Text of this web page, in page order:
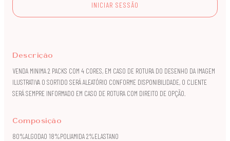
INICIAR SESSÃO
Descrição
VENDA MINIMA 2 PACKS COM 4 CORES, EM CASO DE ROTURA DO DESENHO DA IMAGEM
ILUSTRATIVA O SORTIDO SERÁ ALEATÓRIO CONFORME DISPONIBILIDADE, O CLIENTE
SERÁ SEMPRE INFORMADO EM CASO DE ROTURA COM DIREITO DE OPÇÃO.
Composição
80%ALGODAO 18%POLIAMIDA 2%ELASTANO